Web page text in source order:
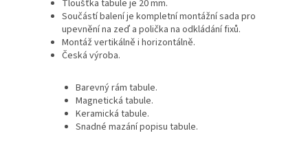
Tloušťka tabule je 20 mm.
Součástí balení je kompletní montážní sada pro
upevnění na zeď a polička na odkládání fixů.
Montáž vertikálně i horizontálně.
Česká výroba.
Barevný rám tabule.
Magnetická tabule.
Keramická tabule.
Snadné mazání popisu tabule.